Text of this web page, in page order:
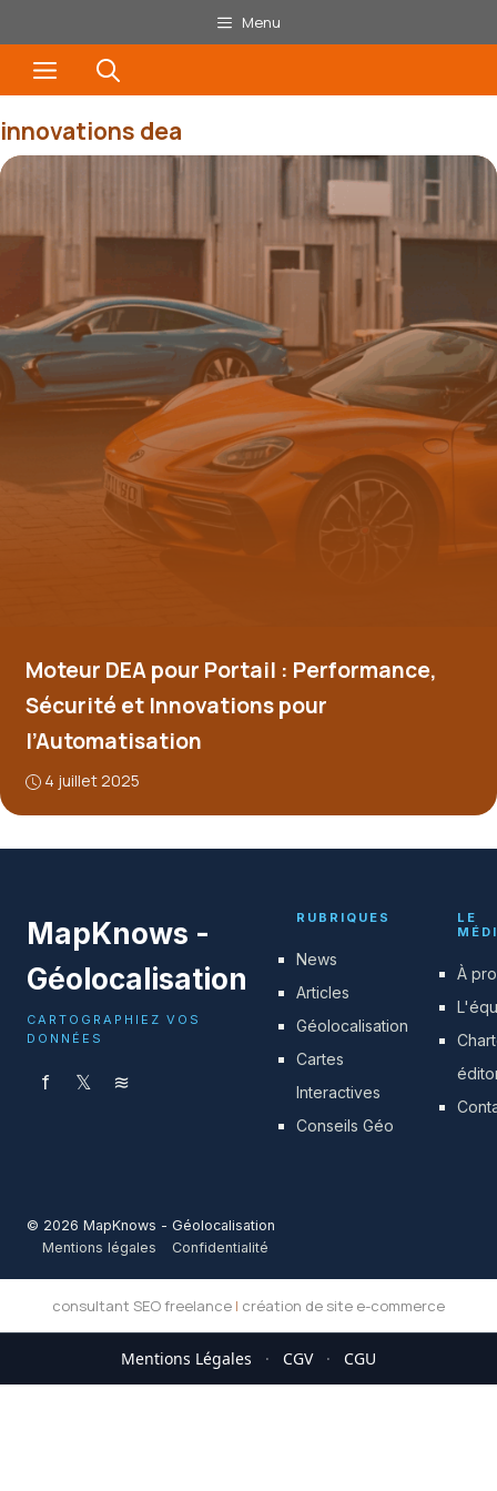
au
contenu
Menu
Menu
innovations dea
Moteur DEA pour Portail : Performance,
Sécurité et Innovations pour
l’Automatisation
4 juillet 2025
MapKnows -
Géolocalisation
CARTOGRAPHIEZ VOS
DONNÉES
f 𝕏 ≋
RUBRIQUES
News
Articles
Géolocalisation
Cartes
Interactives
Conseils Géo
LE
À
© 2026 MapKnows - Géolocalisation
Mentions légales
Confidentialité
consultant SEO freelance | création de site e-commerce
Mentions Légales · CGV · CGU